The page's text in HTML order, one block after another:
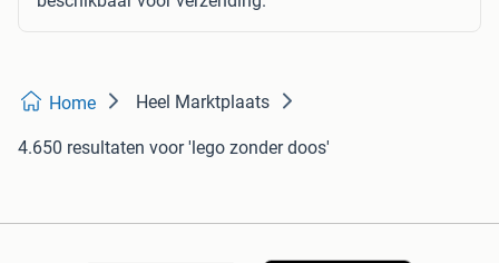
Home Heel Marktplaats
4.650 resultaten voor 'lego zonder doos'